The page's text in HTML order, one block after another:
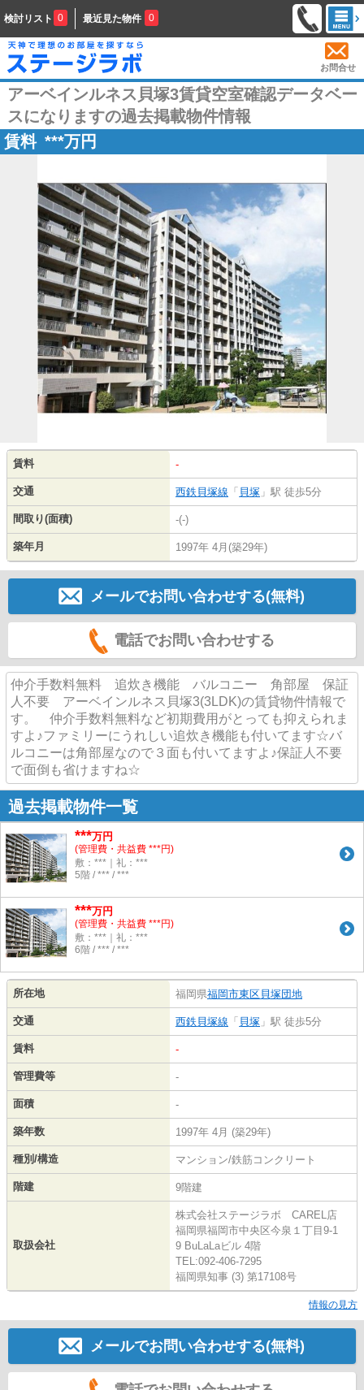
検討リスト 0 最近見た物件 0
お問合せ
アーベインルネス貝塚3賃貸空室確認データベー
スになりますの過去掲載物件情報
賃料 ***万円
賃料 -
交通 西鉄貝塚線 「 貝塚 」駅 徒歩5分
間取り(面積) -(-)
築年月 1997年 4月(築29年)
メールでお問い合わせする(無料)
電話でお問い合わせする
仲介手数料無料 追炊き機能 バルコニー 角部屋 保証
人不要 アーベインルネス貝塚3(3LDK)の賃貸物件情報で
す。 仲介手数料無料など初期費用がとっても抑えられま
すよ♪ファミリーにうれしい追炊き機能も付いてます☆バ
ルコニーは角部屋なので３面も付いてますよ♪保証人不要
で面倒も省けますね☆
過去掲載物件一覧
***万円
(管理費・共益費 ***円)
敷：***｜礼：***
5階 / *** / ***
***万円
(管理費・共益費 ***円)
敷：***｜礼：***
6階 / *** / ***
所在地 福岡県福岡市東区貝塚団地
交通 西鉄貝塚線 「 貝塚 」駅 徒歩5分
賃料 -
管理費等 -
面積 -
築年数 1997年 4月 (築29年)
種別/構造 マンション/鉄筋コンクリート
階建 9階建
取扱会社
株式会社ステージラボ CAREL店
福岡県福岡市中央区今泉１丁目9-1
9 BuLaLaビル 4階
TEL:092-406-7295
福岡県知事 (3) 第17108号
情報の見方
メールでお問い合わせする(無料)